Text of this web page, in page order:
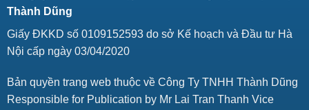
Thành Dũng
Giấy ĐKKD số 0109152593 do sở Kế hoạch và Đầu tư Hà
Nội cấp ngày 03/04/2020
Bản quyền trang web thuộc về Công Ty TNHH Thành Dũng
Responsible for Publication by Mr Lai Tran Thanh Vice